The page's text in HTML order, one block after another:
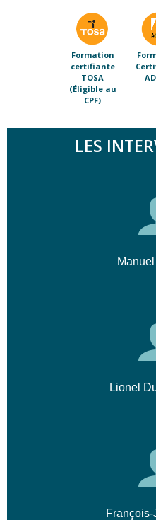
Formation
certifiante
TOSA
(Éligible au
CPF)
LES
Lionel